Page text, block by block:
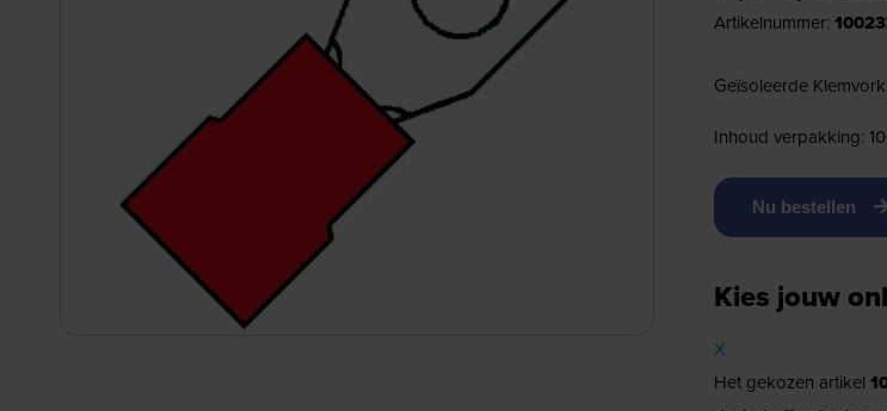
Artikelnummer:
Geïsoleerde
Inhoud verpakking:
Nu bestellen
Kies jouw
X
Het gekozen artikel